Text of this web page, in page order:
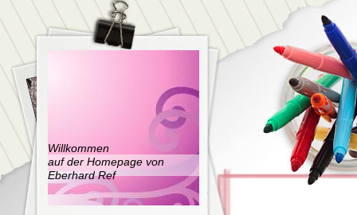
Willkommen
auf der Homepage von
Eberhard Ref